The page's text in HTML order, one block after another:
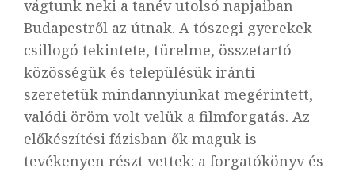
vágtunk neki a tanév utolsó napjaiban
Budapestről az útnak. A tószegi gyerekek
csillogó tekintete, türelme, összetartó
közösségük és településük iránti
szeretetük mindannyiunkat megérintett,
valódi öröm volt velük a filmforgatás. Az
előkészítési fázisban ők maguk is
tevékenyen részt vettek: a forgatókönyv és